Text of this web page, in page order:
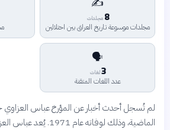
8 مجلدات
مجلدات موسوعة تاريخ العراق بين احتلالين
🗣️
3لغات
عدد اللغات المتقنة
لم تُسجل أحدث أخبار عن المؤرخ عباس العزاوي
الماضية، وذلك لوفاته عام